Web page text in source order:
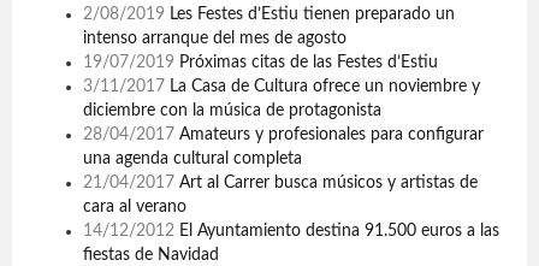
2/08/2019 Les Festes d’Estiu tienen preparado un
intenso arranque del mes de agosto
19/07/2019 Próximas citas de las Festes d’Estiu
3/11/2017 La Casa de Cultura ofrece un noviembre y
diciembre con la música de protagonista
28/04/2017 Amateurs y profesionales para configurar
una agenda cultural completa
21/04/2017 Art al Carrer busca músicos y artistas de
cara al verano
14/12/2012 El Ayuntamiento destina 91.500 euros a las
fiestas de Navidad